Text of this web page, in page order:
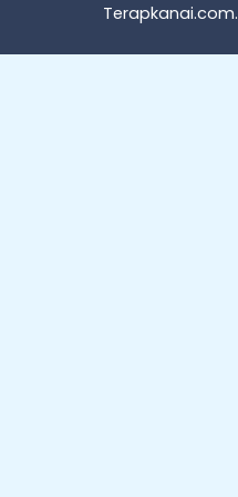
Terapkanai.com